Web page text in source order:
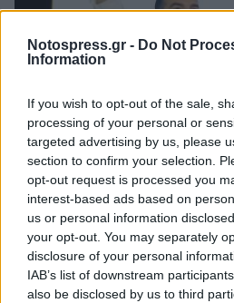
Notospress.gr - Do Not
Information
If you wish to opt-out of the sale,
processing of your personal or
targeted advertising by us, please
section to confirm your selection.
opt-out request is processed you
interest-based ads based on
us or personal information
your opt-out. You may separately
disclosure of your personal
IAB’s list of downstream
also be disclosed by us to third
Πολιτική
Αυτοί είναι οι 300 που
κόμμα ΕΛΑΣ του
02 Ιουνίου 2026 06:43